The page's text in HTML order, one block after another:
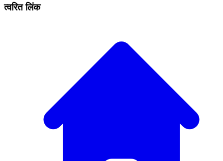
त्वरित लिंक